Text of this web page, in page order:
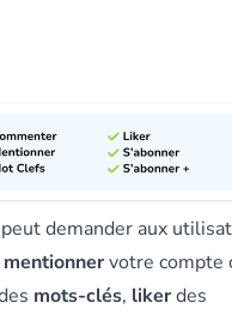
demander aux
mentionnervotre compte
mots-clés, likerdes